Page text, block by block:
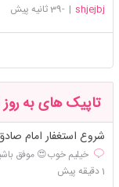
shjejbj
| -39 ثانیه پیش
تاپیک های به
شروع استغفار امام
خیلیم خوب😍 موفق
1 دقیقه پیش